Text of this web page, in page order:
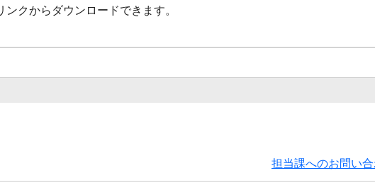
クからダウンロードできます。
担当課へのお問い